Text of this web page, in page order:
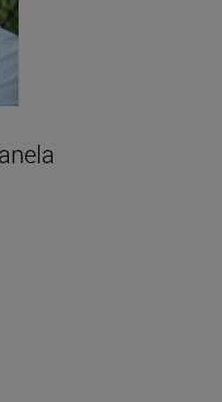
Prof. Dr. Miguel Ruiz-